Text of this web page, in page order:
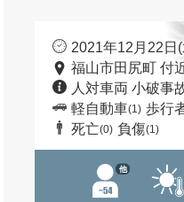
2021年12月22日
福山市田尻町 付
人対車両 小破事
軽自動車(1) 歩行
死亡(0) 負傷(1)
他